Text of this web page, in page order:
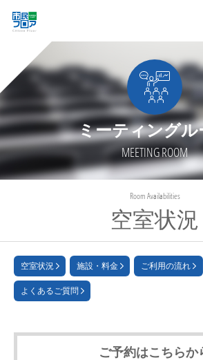
ミーティングル
MEETING ROOM
空室状況
Room Availabilities
空室状況 施設・料金 ご利用の流れ
よくあるご質問
ご予約はこちらか